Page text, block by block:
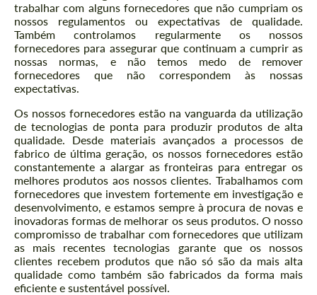
trabalhar com alguns fornecedores que não cumpriam os
nossos regulamentos ou expectativas de qualidade.
Também controlamos regularmente os nossos
fornecedores para assegurar que continuam a cumprir as
nossas normas, e não temos medo de remover
fornecedores que não correspondem às nossas
expectativas.
Os nossos fornecedores estão na vanguarda da utilização
de tecnologias de ponta para produzir produtos de alta
qualidade. Desde materiais avançados a processos de
fabrico de última geração, os nossos fornecedores estão
constantemente a alargar as fronteiras para entregar os
melhores produtos aos nossos clientes. Trabalhamos com
fornecedores que investem fortemente em investigação e
desenvolvimento, e estamos sempre à procura de novas e
inovadoras formas de melhorar os seus produtos. O nosso
compromisso de trabalhar com fornecedores que utilizam
as mais recentes tecnologias garante que os nossos
clientes recebem produtos que não só são da mais alta
qualidade como também são fabricados da forma mais
eficiente e sustentável possível.